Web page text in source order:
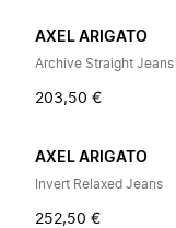
AXEL ARIGATO
Archive Straight Jeans
203,50 €
AXEL ARIGATO
Invert Relaxed Jeans
252,50 €